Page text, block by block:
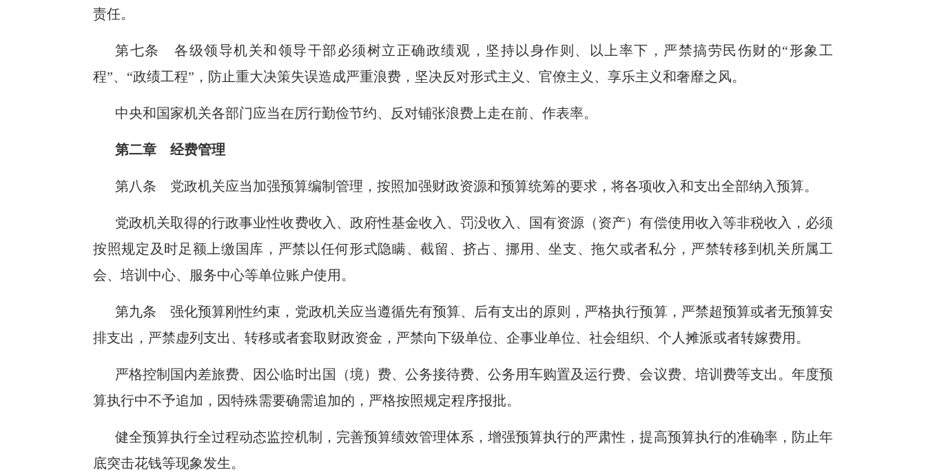
责任。
第七条 各级领导机关和领导干部必须树立正确政绩观，坚持以身作则、以上率下，严禁搞劳民伤财的“形象工
程”、“政绩工程”，防止重大决策失误造成严重浪费，坚决反对形式主义、官僚主义、享乐主义和奢靡之风。
中央和国家机关各部门应当在厉行勤俭节约、反对铺张浪费上走在前、作表率。
第二章 经费管理
第八条 党政机关应当加强预算编制管理，按照加强财政资源和预算统筹的要求，将各项收入和支出全部纳入预算。
党政机关取得的行政事业性收费收入、政府性基金收入、罚没收入、国有资源（资产）有偿使用收入等非税收入，必须
按照规定及时足额上缴国库，严禁以任何形式隐瞒、截留、挤占、挪用、坐支、拖欠或者私分，严禁转移到机关所属工
会、培训中心、服务中心等单位账户使用。
第九条 强化预算刚性约束，党政机关应当遵循先有预算、后有支出的原则，严格执行预算，严禁超预算或者无预算安
排支出，严禁虚列支出、转移或者套取财政资金，严禁向下级单位、企事业单位、社会组织、个人摊派或者转嫁费用。
严格控制国内差旅费、因公临时出国（境）费、公务接待费、公务用车购置及运行费、会议费、培训费等支出。年度预
算执行中不予追加，因特殊需要确需追加的，严格按照规定程序报批。
健全预算执行全过程动态监控机制，完善预算绩效管理体系，增强预算执行的严肃性，提高预算执行的准确率，防止年
底突击花钱等现象发生。